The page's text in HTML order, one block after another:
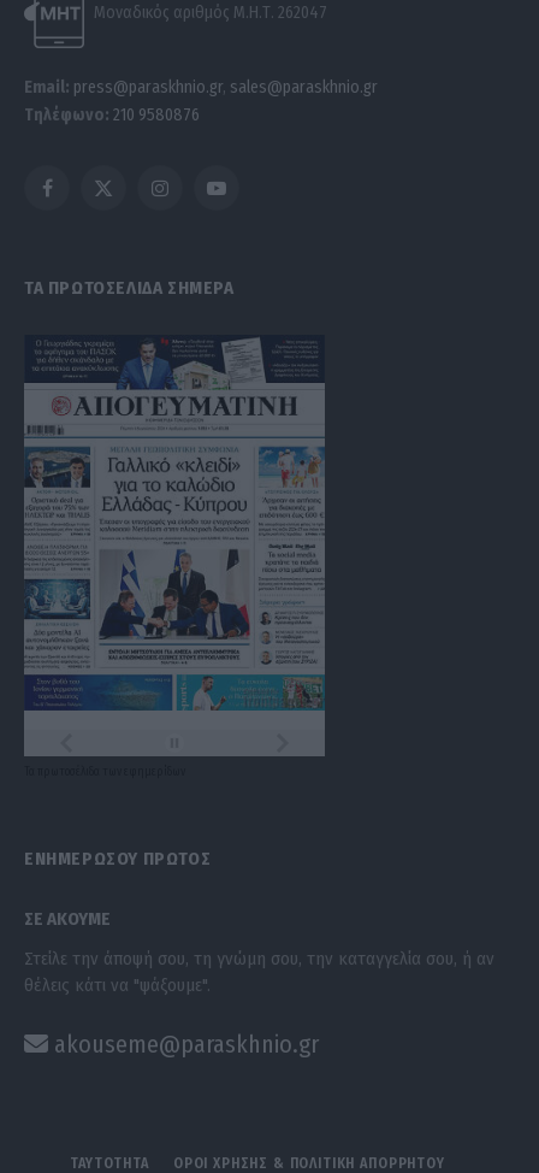
Μοναδικός αριθμός Μ.Η.Τ. 262047
Email: press@paraskhnio.gr, sales@paraskhnio.gr
Τηλέφωνο: 210 9580876
Facebook
X
InstagramYouTube
ΤΑ ΠΡΩΤΟΣΕΛΙΔΑ ΣΗΜΕΡΑ
ΕΝΗΜΕΡΩΣΟΥ ΠΡΩΤΟΣ
ΣΕ ΑΚΟΥΜΕ
Στείλε την άποψή σου, τη γνώμη σου, την καταγγελία σου, ή αν
θέλεις κάτι να "ψάξουμε".
akouseme@paraskhnio.gr
ΤΑΥΤΟΤΗΤΑ ΟΡΟΙ ΧΡΗΣΗΣ & ΠΟΛΙΤΙΚΗ ΑΠΟΡΡΗΤΟΥ